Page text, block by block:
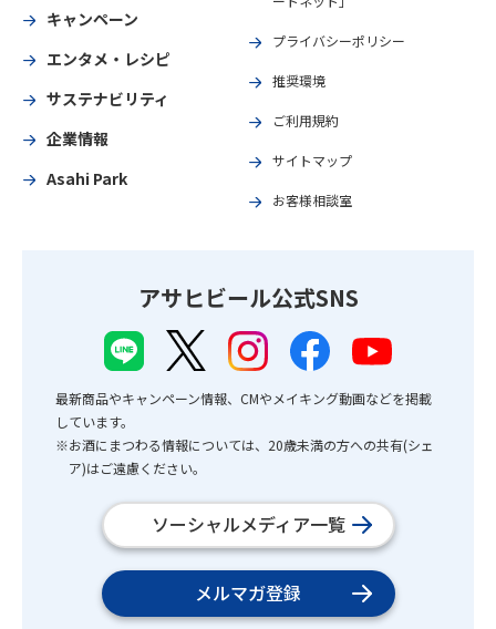
キャンペーン
エンタメ・レシピ
サステナビリティ
企業情報
Asahi Park
プライバシーポリシー
推奨環境
ご利用規約
サイトマップ
お客様相談室
アサヒビール公式SNS
最新商品やキャンペーン情報、CMやメイキング動画などを掲載
しています。
※お酒にまつわる情報については、20歳未満の方への共有(シェ
ア)はご遠慮ください。
ソーシャルメディア一覧
メルマガ登録